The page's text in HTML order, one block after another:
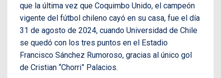
que la última vez que Coquimbo Unido, el campeón
vigente del fútbol chileno cayó en su casa, fue el día
31 de agosto de 2024, cuando Universidad de Chile
se quedó con los tres puntos en el Estadio
Francisco Sánchez Rumoroso, gracias al único gol
de Cristian “Chorri” Palacios.